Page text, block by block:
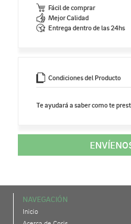
Fácil de comprar
Mejor Calidad
Entrega dentro de las 24hs
Condiciones del Producto
Te ayudará a saber como te
NAVEGACIÓN
Inicio